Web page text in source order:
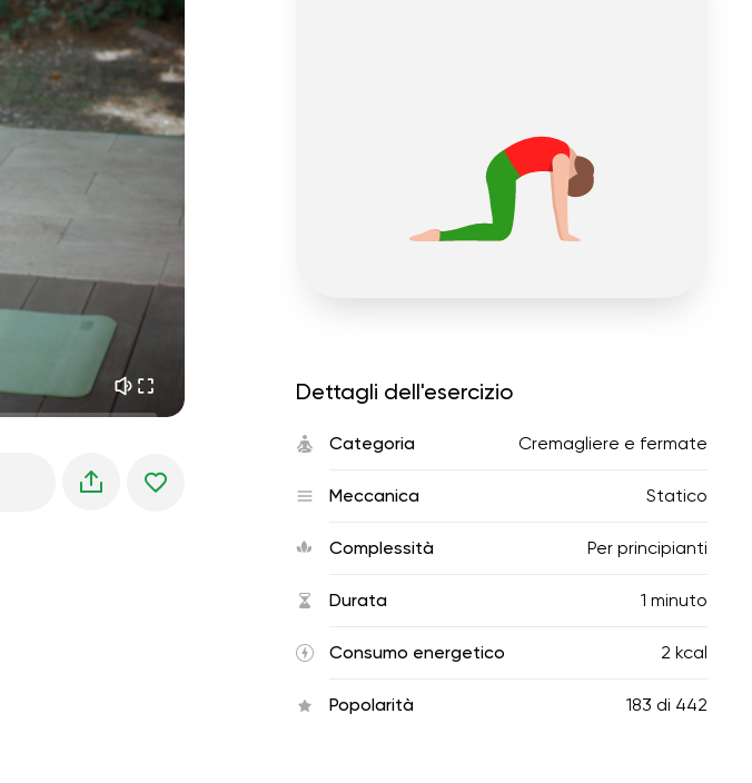
01:44
01:27
01:34
02:00
02:00
02:00
Dettagli dell'esercizio
Categoria Cremagliere e fermate
Meccanica Statico
Complessità Per principianti
Durata 1 minuto
Consumo energetico 2 kcal
Popolarità 183 di 442